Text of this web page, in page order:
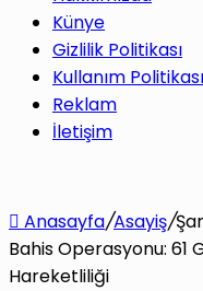
yap
...
Künye
Gizlilik Politikası
Kullanım Politikası
Reklam
İletişim
Anasayfa/Asayiş/
Bahis Operasyonu: 61
Hareketliliği